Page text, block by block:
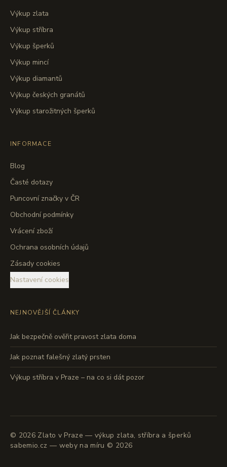
Výkup zlata
Výkup stříbra
Výkup šperků
Výkup mincí
Výkup diamantů
Výkup českých granátů
Výkup starožitných šperků
INFORMACE
Blog
Časté dotazy
Puncovní značky v ČR
Obchodní podmínky
Vrácení zboží
Ochrana osobních údajů
Zásady cookies
Nastavení cookies
NEJNOVĚJŠÍ ČLÁNKY
Jak bezpečně ověřit pravost zlata doma
Jak poznat falešný zlatý prsten
Výkup stříbra v Praze – na co si dát pozor
© 2026 Zlato v Praze — výkup zlata, stříbra a šperků
sabemio.cz — weby na míru © 2026